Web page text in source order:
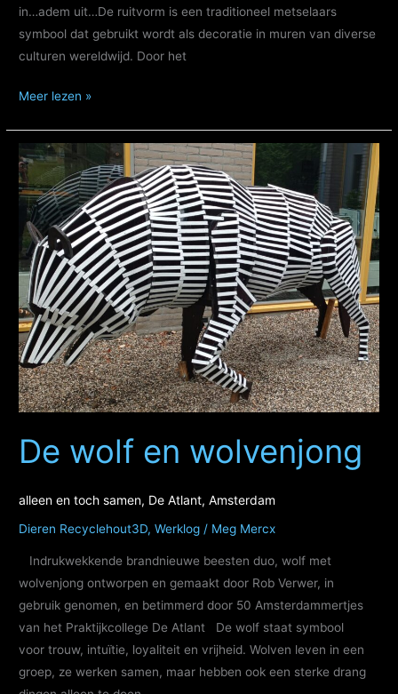
in…adem uit…De ruitvorm is een traditioneel metselaars
symbool dat gebruikt wordt als decoratie in muren van diverse
culturen wereldwijd. Door het
Breathwave:
in
ademt
uit
Luchtzakkenproject
Praktijkschool
de
Atlant
25
en
26
mei
Meer lezen »
De wolf en wolvenjong
alleen en toch samen, De Atlant, Amsterdam
Dieren Recyclehout3D,Werklog / Meg Mercx
Indrukwekkende brandnieuwe beesten duo, wolf met
wolvenjong ontworpen en gemaakt door Rob Verwer, in
gebruik genomen, en betimmerd door 50 Amsterdammertjes
van het Praktijkcollege De Atlant De wolf staat symbool
voor trouw, intuїtie, loyaliteit en vrijheid. Wolven leven in een
groep, ze werken samen, maar hebben ook een sterke drang